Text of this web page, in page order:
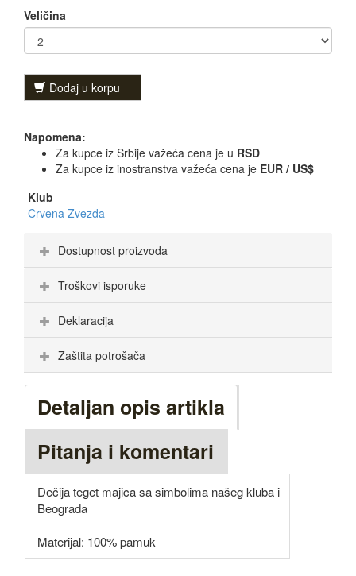
Veličina
Dodaj u korpu
Napomena:
Za kupce iz Srbije važeća cena je u RSD
Za kupce iz inostranstva važeća cena je EUR / US$
Klub
Crvena Zvezda
Dostupnost proizvoda
Troškovi isporuke
Deklaracija
Zaštita potrošača
Detaljan opis artikla
Pitanja i komentari
Dečija teget majica sa simbolima našeg kluba i
Beograda
Materijal: 100% pamuk